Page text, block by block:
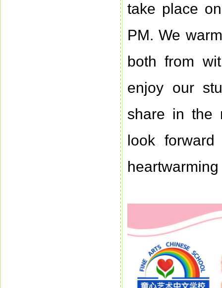
take place
PM. We
both from
enjoy our
share in the
look